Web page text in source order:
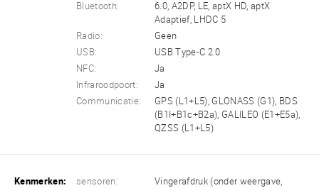
Bluetooth:
6.0, A2DP, LE, aptX HD, aptX
Adaptief, LHDC 5
Radio:
Geen
USB:
USB Type-C 2.0
NFC:
Ja
Infraroodpoort:
Ja
Communicatie:
GPS (L1+L5), GLONASS (G1), BDS
(B1I+B1c+B2a), GALILEO (E1+E5a),
QZSS (L1+L5)
Kenmerken: sensoren:
Vingerafdruk (onder weergave,